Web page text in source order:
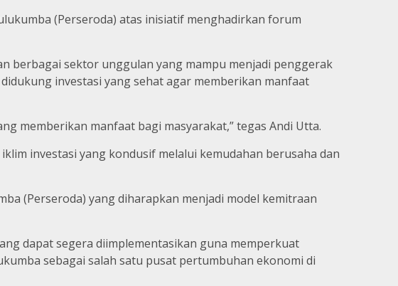
(Perseroda) atas inisiatif menghadirkan forum
berbagai sektor unggulan yang mampu menjadi penggerak
investasi yang sehat agar memberikan manfaat
memberikan manfaat bagi masyarakat,” tegas Andi Utta.
investasi yang kondusif melalui kemudahan berusaha dan
(Perseroda) yang diharapkan menjadi model kemitraan
dapat segera diimplementasikan guna memperkuat
sebagai salah satu pusat pertumbuhan ekonomi di